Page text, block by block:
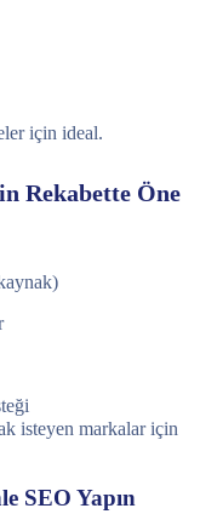
için ideal.
Rekabette Öne
isteyen markalar için
SEO Yapın